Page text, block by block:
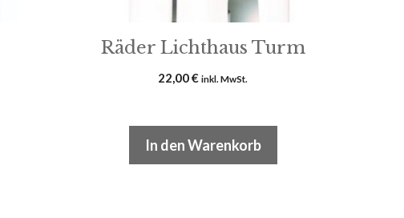
Räder Lichthaus Turm
22,00€ inkl. MwSt.
In den Warenkorb